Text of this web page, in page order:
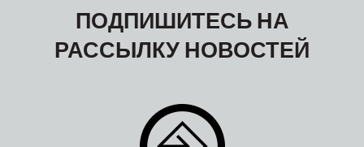
ПОДПИШИТЕСЬ НА
РАССЫЛКУ НОВОСТЕЙ